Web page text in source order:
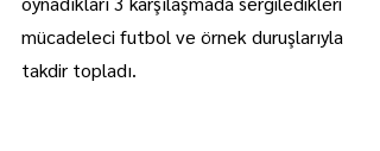
mücadeleci futbol ve örnek duruşlarıyla
takdir topladı.